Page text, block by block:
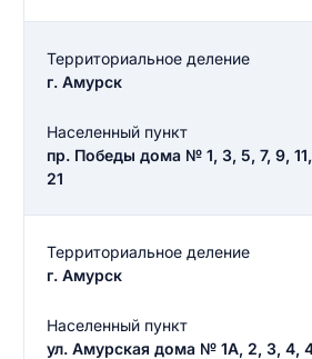
Территориальное деление
г. Амурск
Населенный пункт
пр. Победы дома № 1, 3, 5, 7, 9, 11,
21
Территориальное деление
г. Амурск
Населенный пункт
ул. Амурская дома № 1А, 2, 3, 4,